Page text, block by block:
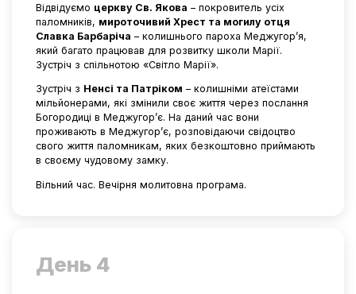
Відвідуємо церкву Св. Якова – покровитель усіх
паломників, мироточивий Хрест та могилу отця
Славка Барбаріча – колишнього пароха Меджугор’я,
який багато працював для розвитку школи Марії.
Зустріч з спільнотою «Світло Марії».
Зустріч з Ненсі та Патріком – колишніми атеїстами
мільйонерами, які змінили своє життя через послання
Богородиці в Меджугор’є. На даний час вони
проживають в Меджугор’є, розповідаючи свідоцтво
свого життя паломникам, яких безкоштовно приймають
в своєму чудовому замку.
Вільний час. Вечірня молитовна програма.
День 4